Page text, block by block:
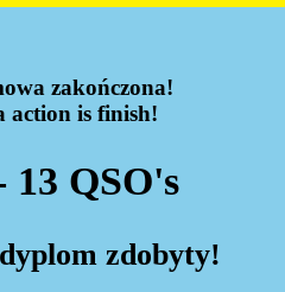
zakończona!
action is finish!
13 QSO's
zdobyty!